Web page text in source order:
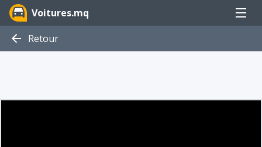
Voitures.mq Menu
Retour